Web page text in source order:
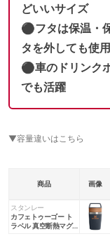
どいいサイズ
⚫︎フタは保温・
タを外しても使
⚫︎車のドリンク
でも活躍
▼容量違いはこちら
商品 画像
スタンレー
カフェトゥーゴー ト
ラベル 真空断熱マグ 8